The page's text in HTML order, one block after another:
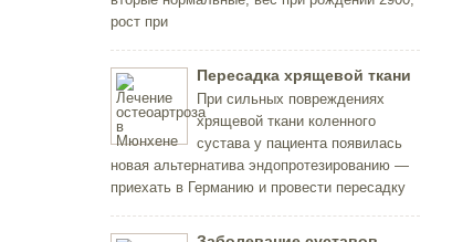
рост при
Пересадка хрящевой ткани
При сильных повреждениях
хрящевой ткани коленного
сустава у пациента появилась
новая альтернатива эндопротезированию —
приехать в Германию и провести пересадку